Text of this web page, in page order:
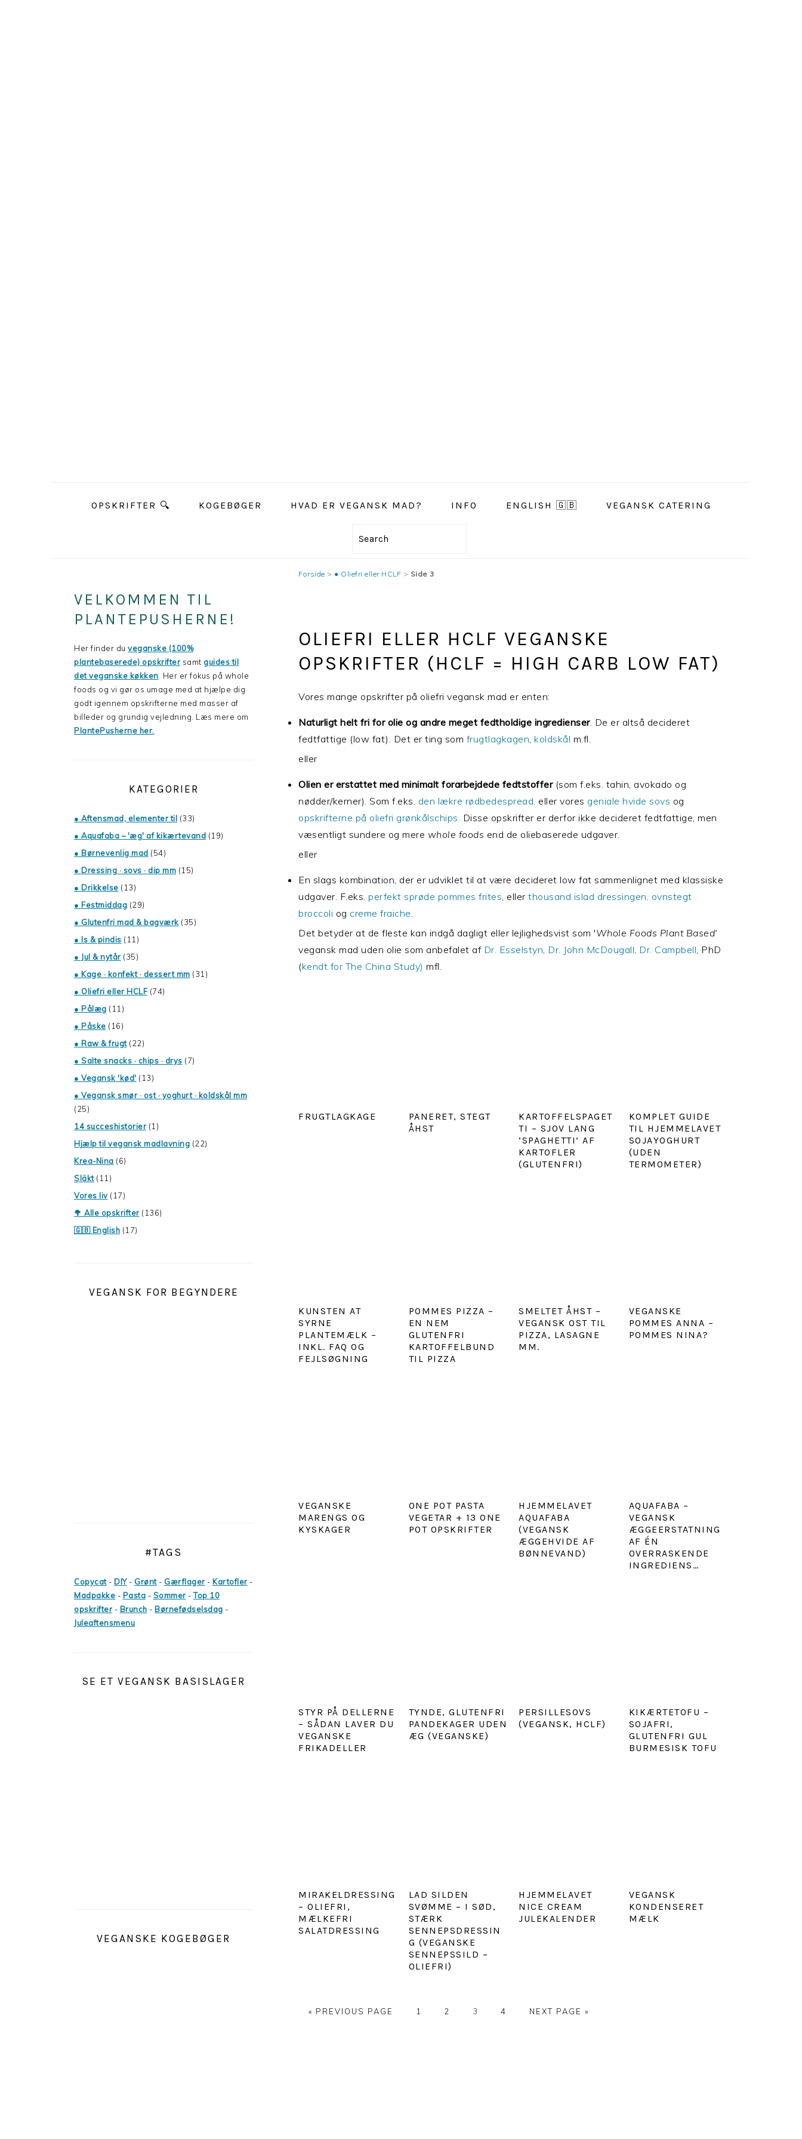
OPSKRIFTER 🔍 KOGEBØGER HVAD ER VEGANSK MAD? INFO ENGLISH 🇬🇧 VEGANSK CATERING
Search
Forside > ● Oliefri eller HCLF > Side 3
OLIEFRI ELLER HCLF VEGANSKE
OPSKRIFTER (HCLF = HIGH CARB LOW FAT)
Vores mange opskrifter på oliefri vegansk mad er enten:
Naturligt helt fri for olie og andre meget fedtholdige ingredienser. De er altså decideret
fedtfattige (low fat). Det er ting som frugtlagkagen, koldskål m.fl.
eller
Olien er erstattet med minimalt forarbejdede fedtstoffer(som f.eks. tahin, avokado og
nødder/kerner). Som f.eks. den lækre rødbedespread. eller vores geniale hvide sovs og
opskrifterne på oliefri grønkålschips. Disse opskrifter er derfor ikke decideret fedtfattige, men
væsentligt sundere og mere whole foods end de oliebaserede udgaver.
eller
En slags kombination, der er udviklet til at være decideret low fat sammenlignet med klassiske
udgaver. F.eks. perfekt sprøde pommes frites, eller thousand islad dressingen, ovnstegt
broccoli og creme fraiche.
Det betyder at de fleste kan indgå dagligt eller lejlighedsvist som 'Whole Foods Plant Based'
vegansk mad uden olie som anbefalet af Dr. Esselstyn, Dr. John McDougall, Dr. Campbell, PhD
(kendt for The China Study) mfl.
FRUGTLAGKAGE
PANERET, STEGT
ÅHST
KARTOFFELSPAGET
TI – SJOV LANG
‘SPAGHETTI’ AF
KARTOFLER
(GLUTENFRI)
KOMPLET GUIDE
TIL HJEMMELAVET
SOJAYOGHURT
(UDEN
TERMOMETER)
KUNSTEN AT
SYRNE
PLANTEMÆLK –
INKL. FAQ OG
FEJLSØGNING
POMMES PIZZA –
EN NEM
GLUTENFRI
KARTOFFELBUND
TIL PIZZA
SMELTET ÅHST –
VEGANSK OST TIL
PIZZA, LASAGNE
MM.
VEGANSKE
POMMES ANNA –
POMMES NINA?
VEGANSKE
MARENGS OG
KYSKAGER
ONE POT PASTA
VEGETAR + 13 ONE
POT OPSKRIFTER
HJEMMELAVET
AQUAFABA
(VEGANSK
ÆGGEHVIDE AF
BØNNEVAND)
AQUAFABA –
VEGANSK
ÆGGEERSTATNING
AF ÉN
OVERRASKENDE
INGREDIENS…
STYR PÅ DELLERNE
– SÅDAN LAVER DU
VEGANSKE
FRIKADELLER
TYNDE, GLUTENFRI
PANDEKAGER UDEN
ÆG (VEGANSKE)
PERSILLESOVS
(VEGANSK, HCLF)
KIKÆRTETOFU –
SOJAFRI,
GLUTENFRI GUL
BURMESISK TOFU
MIRAKELDRESSING
– OLIEFRI,
MÆLKEFRI
SALATDRESSING
LAD SILDEN
SVØMME – I SØD,
STÆRK
SENNEPSDRESSIN
G (VEGANSKE
SENNEPSSILD –
OLIEFRI)
HJEMMELAVET
NICE CREAM
JULEKALENDER
VEGANSK
KONDENSERET
MÆLK
« GO
PREVIOUS PAGE PAGE
1 PAGE
2 PAGE
3 PAGE
4
GO
NEXT PAGE »
PRIMARY
SIDEBAR
VELKOMMEN TIL
PLANTEPUSHERNE!
Her finder du veganske (100%
plantebaserede) opskrifter samt guides til
det veganske køkken . Her er fokus på whole
foods og vi gør os umage med at hjælpe dig
godt igennem opskrifterne med masser af
billeder og grundig vejledning. Læs mere om
PlantePusherne her.
KATEGORIER
● Aftensmad, elementer til (33)
● Aquafaba – 'æg' af kikærtevand (19)
● Børnevenlig mad (54)
● Dressing · sovs · dip mm (15)
● Drikkelse (13)
● Festmiddag (29)
● Glutenfri mad & bagværk (35)
● Is & pindis (11)
● Jul & nytår (35)
● Kage · konfekt · dessert mm (31)
● Oliefri eller HCLF (74)
● Pålæg (11)
● Påske (16)
● Raw & frugt(22)
● Salte snacks · chips · drys (7)
● Vegansk 'kød' (13)
● Vegansk smør · ost · yoghurt · koldskål mm
(25)
14 succeshistorier (1)
Hjælp til vegansk madlavning (22)
Krea-Nina (6)
Släkt(11)
Vores liv(17)
🥦 Alle opskrifter (136)
🇬🇧 English (17)
VEGANSK FOR BEGYNDERE
#TAGS
Copycat- DIY- Grønt- Gærflager - Kartofler -
Madpakke - Pasta - Sommer -Top 10
opskrifter - Brunch - Børnefødselsdag -
Juleaftensmenu
SE ET VEGANSK BASISLAGER
VEGANSKE KOGEBØGER